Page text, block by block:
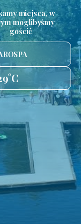
miejsca, w
moglibyśmy
gościć